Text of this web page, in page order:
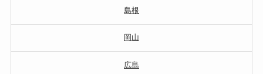
島根
岡山
広島